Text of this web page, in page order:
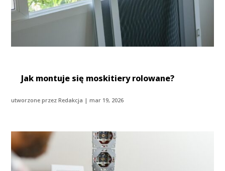
Jak montuje się moskitiery rolowane?
utworzone przezRedakcja |mar 19, 2026